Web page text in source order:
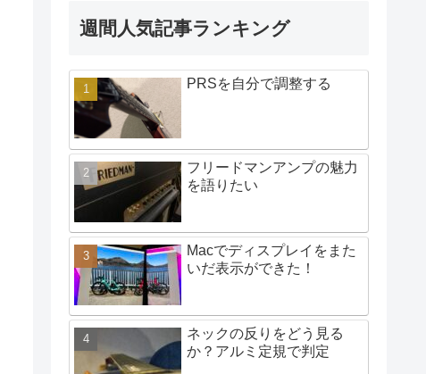
週間人気記事ランキング
PRSを自分で調整する
フリードマンアンプの魅力
を語りたい
Macでディスプレイをまた
いだ表示ができた！
ネックの反りをどう見る
か？アルミ定規で判定